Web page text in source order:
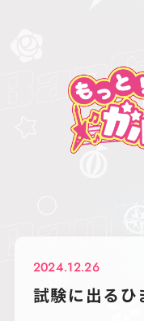
2024.12.26
試験に出るひ